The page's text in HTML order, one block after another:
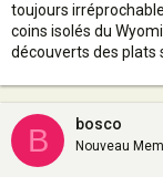
toujours
coins isolés du
découverts des plats
B bosco
Nouveau